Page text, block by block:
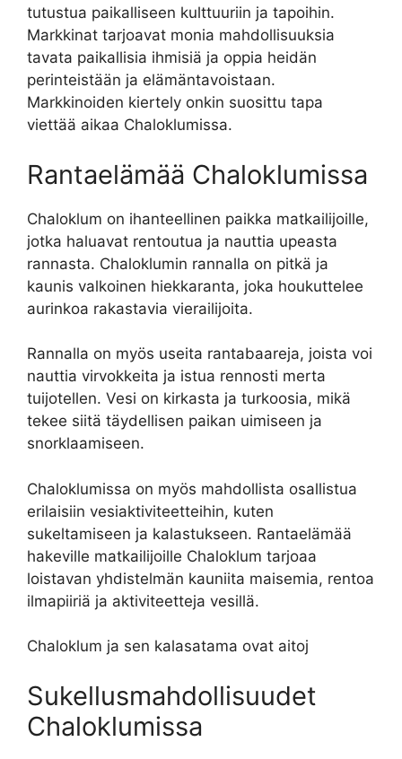
tutustua paikalliseen kulttuuriin ja tapoihin.
Markkinat tarjoavat monia mahdollisuuksia
tavata paikallisia ihmisiä ja oppia heidän
perinteistään ja elämäntavoistaan.
Markkinoiden kiertely onkin suosittu tapa
viettää aikaa Chaloklumissa.
Rantaelämää Chaloklumissa
Chaloklum on ihanteellinen paikka matkailijoille,
jotka haluavat rentoutua ja nauttia upeasta
rannasta. Chaloklumin rannalla on pitkä ja
kaunis valkoinen hiekkaranta, joka houkuttelee
aurinkoa rakastavia vierailijoita.
Rannalla on myös useita rantabaareja, joista voi
nauttia virvokkeita ja istua rennosti merta
tuijotellen. Vesi on kirkasta ja turkoosia, mikä
tekee siitä täydellisen paikan uimiseen ja
snorklaamiseen.
Chaloklumissa on myös mahdollista osallistua
erilaisiin vesiaktiviteetteihin, kuten
sukeltamiseen ja kalastukseen. Rantaelämää
hakeville matkailijoille Chaloklum tarjoaa
loistavan yhdistelmän kauniita maisemia, rentoa
ilmapiiriä ja aktiviteetteja vesillä.
Chaloklum ja sen kalasatama ovat aitoj
Sukellusmahdollisuudet
Chaloklumissa